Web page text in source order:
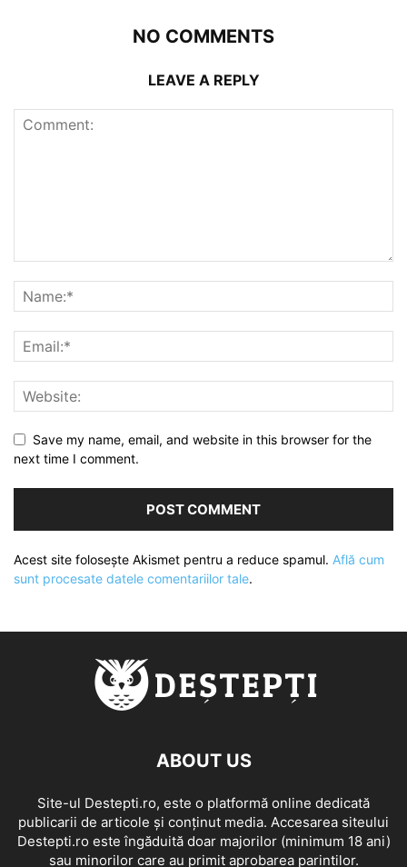
NO COMMENTS
LEAVE A REPLY
Save my name, email, and website in this browser for the
next time I comment.
Acest site folosește Akismet pentru a reduce spamul. Află cum
sunt procesate datele comentariilor tale.
ABOUT US
Site-ul Destepti.ro, este o platformă online dedicată
publicarii de articole și conținut media. Accesarea siteului
Destepti.ro este îngăduită doar majorilor (minimum 18 ani)
sau minorilor care au primit aprobarea parintilor.